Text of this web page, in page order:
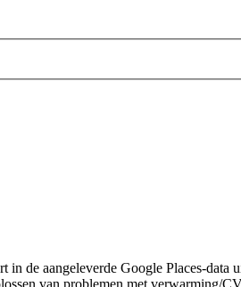
de aangeleverde Google Places-
van problemen met verwarming/